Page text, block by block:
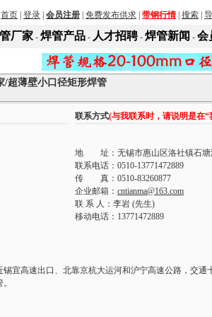
首页 登录 会员注册 免费发布供求 带钢行情| 搜索
厂家 - 焊管产品 - 人才招聘- 焊管新闻 - 会
/超薄壁小口径矩形焊管
联系方式(与我联系时，请说明是在
地 址：无锡市惠山区洛社镇石塘
联系电话：0510-13771472889
传 真：0510-83260877
企业邮箱： cntianma@163.com
联 系 人：李岩 (先生)
移动电话：13771472889
宜高速出口、北靠京杭大运河和沪宁高速公路，交通